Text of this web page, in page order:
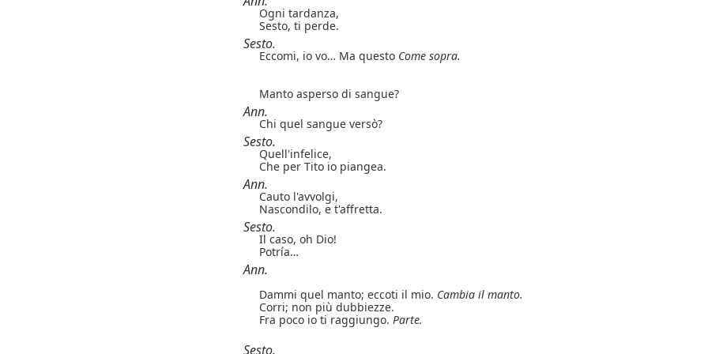
Ogni tardanza,
Sesto, ti perde.
Sesto.
Eccomi, io vo… Ma questo Come sopra.
Manto asperso di sangue?
Ann.
Chi quel sangue versò?
Sesto.
Quell'infelice,
Che per Tito io piangea.
Ann.
Cauto l'avvolgi,
Nascondilo, e t'affretta.
Sesto.
Il caso, oh Dio!
Potría…
Ann.
Dammi quel manto; eccoti il mio. Cambia il manto.
Corri; non più dubbiezze.
Fra poco io ti raggiungo. Parte.
Sesto.